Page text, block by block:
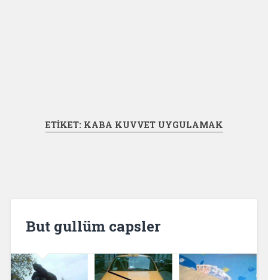
ETIKET: KABA KUVVET UYGULAMAK
But gullüm capsler